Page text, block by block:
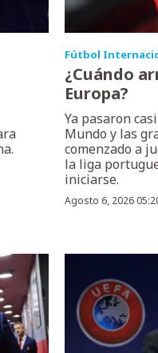
Fútbol
¿Cuándo
Europa?
Ya pasaron
Mundo y las
comenzado a
la liga
iniciarse.
Agosto 6, 2026